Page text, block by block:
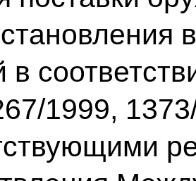
в
1999,